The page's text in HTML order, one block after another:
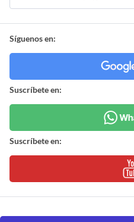
Síguenos en:
Suscríbete en:
Suscríbete en: